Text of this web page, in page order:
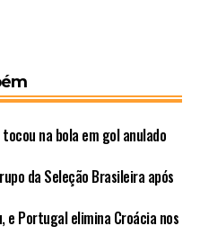
na bola em gol anulado
da Seleção Brasileira após
e Portugal elimina Croácia nos